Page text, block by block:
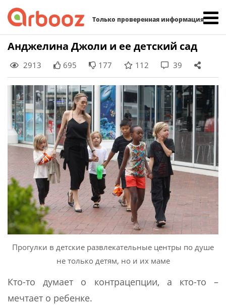
Только проверенная информация
Skip
content
Анджелина Джоли и ее детский сад
2913 695 177 112 39
Прогулки в детские развлекательные центры по душе
не только детям, но и их маме
Кто-то думает о контрацепции, а кто-то –
мечтает о ребенке.
Найти: